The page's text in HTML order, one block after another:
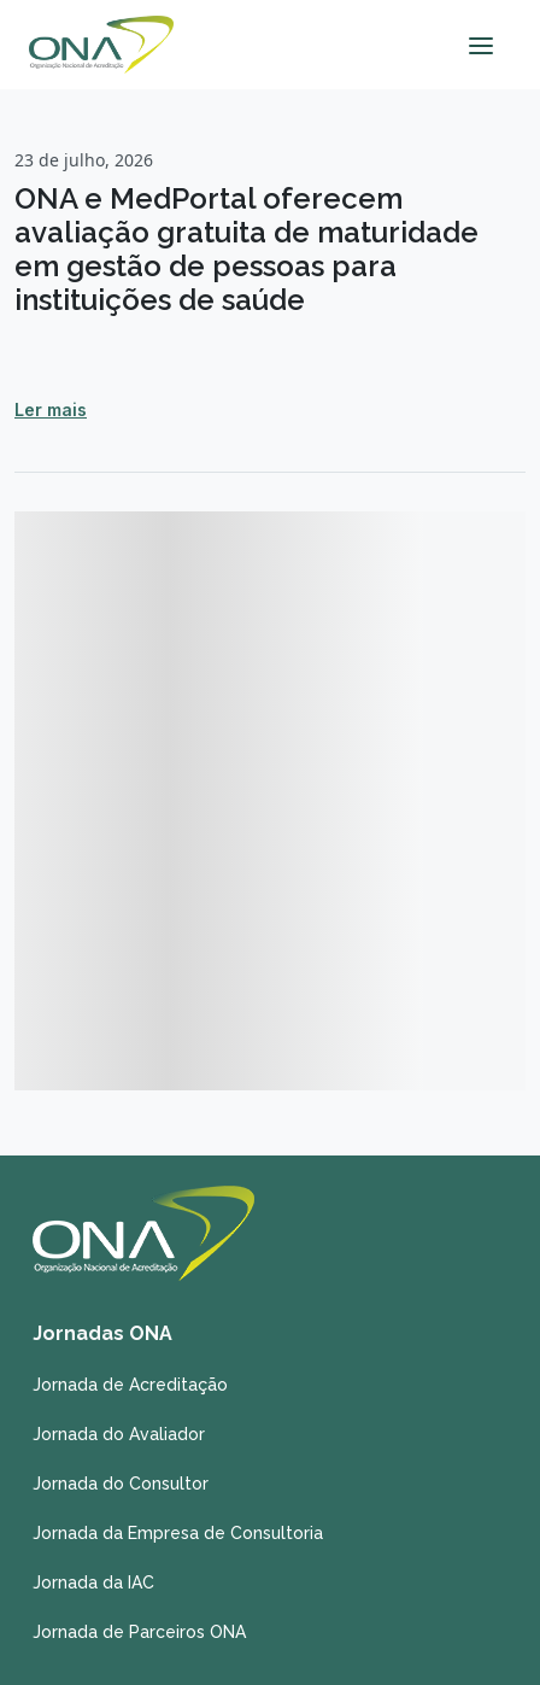
23 de julho, 2026
ONA e MedPortal oferecem
avaliação gratuita de maturidade
em gestão de pessoas para
instituições de saúde
Ler mais
Jornadas ONA
Jornada de Acreditação
Jornada do Avaliador
Jornada do Consultor
Jornada da Empresa de Consultoria
Jornada da IAC
Jornada de Parceiros ONA